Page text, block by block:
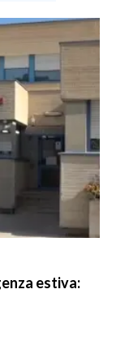
estiva: